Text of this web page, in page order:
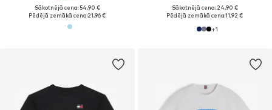
Sākotnējā cena: 54,90 €
Pēdējā zemākā cena:21,96 €
Sākotnējā cena: 24,90 €
Pēdējā zemākā cena:11,92 €
+1